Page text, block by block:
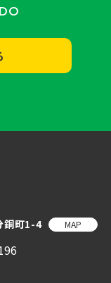
銅町1-4 MAP